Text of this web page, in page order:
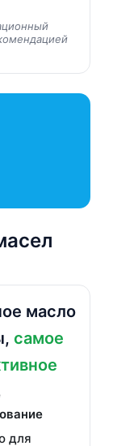
масло
самое
для